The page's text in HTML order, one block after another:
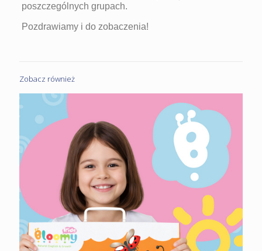
poszczególnych grupach.
Pozdrawiamy i do zobaczenia!
Zobacz również